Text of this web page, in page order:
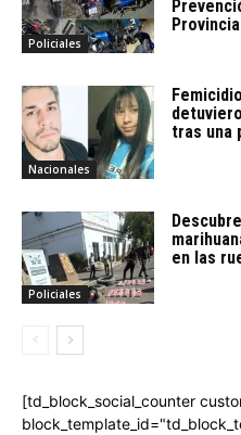
Policiales
Provincia
Nacionales
tras una
Policiales
en las
[td_block_social_counter